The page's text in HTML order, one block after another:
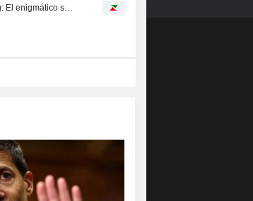
Morning Meeting: El enigmático señor Warsh, el mercado laboral y los tipos de interés